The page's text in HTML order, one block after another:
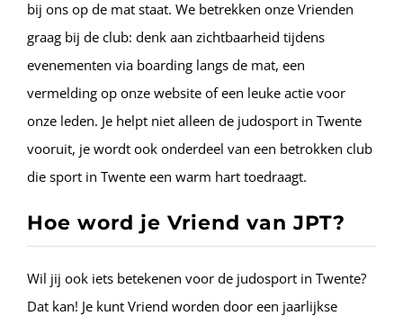
bij ons op de mat staat. We betrekken onze Vrienden
graag bij de club: denk aan zichtbaarheid tijdens
evenementen via boarding langs de mat, een
vermelding op onze website of een leuke actie voor
onze leden. Je helpt niet alleen de judosport in Twente
vooruit, je wordt ook onderdeel van een betrokken club
die sport in Twente een warm hart toedraagt.
Hoe word je Vriend van JPT?
Wil jij ook iets betekenen voor de judosport in Twente?
Dat kan! Je kunt Vriend worden door een jaarlijkse